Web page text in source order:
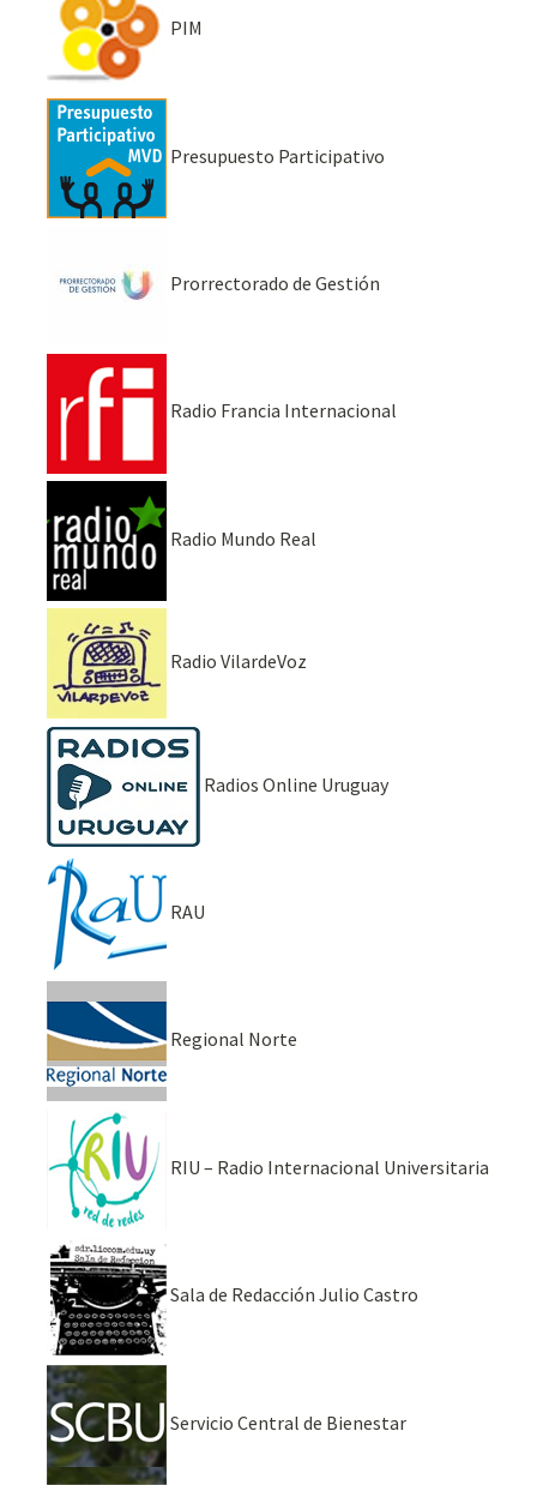
PIM
Presupuesto Participativo
Prorrectorado de Gestión
Radio Francia Internacional
Radio Mundo Real
Radio VilardeVoz
Radios Online Uruguay
RAU
Regional Norte
RIU – Radio Internacional Universitaria
Sala de Redacción Julio Castro
Servicio Central de Bienestar